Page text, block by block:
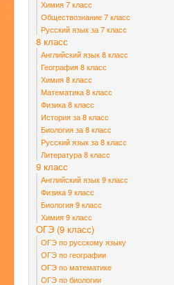
Химия 7 класс
Обществознание 7 класс
Русский язык за 7 класс
8 класс
Английский язык 8 класс
География 8 класс
Химия 8 класс
Математика 8 класс
Физика 8 класс
История за 8 класс
Биология за 8 класс
Русский язык за 8 класс
Литература 8 класс
9 класс
Английский язык 9 класс
Физика 9 класс
Биология 9 класс
Химия 9 класс
ОГЭ (9 класс)
ОГЭ по русскому языку
ОГЭ по географии
ОГЭ по математике
ОГЭ по биологии